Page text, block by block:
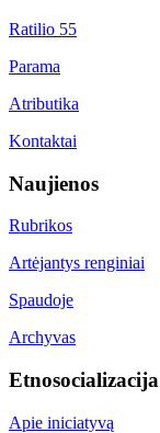
Ratilio 55
Parama
Atributika
Kontaktai
Naujienos
Rubrikos
Artėjantys renginiai
Spaudoje
Archyvas
Etnosocializacija
Apie iniciatyvą